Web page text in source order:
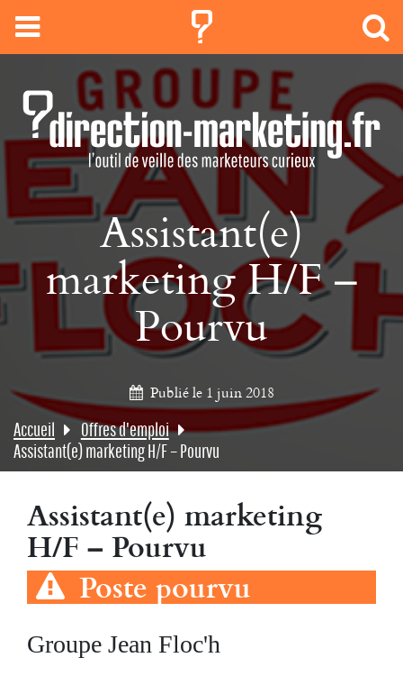
Assistant(e)
marketing H/F –
Pourvu
Publié le 1 juin 2018
Accueil
Offres d'emploi
Assistant(e) marketing H/F – Pourvu
Assistant(e) marketing
H/F – Pourvu
Poste pourvu
Groupe Jean Floc'h